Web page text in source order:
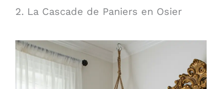
2. La Cascade de Paniers en Osier